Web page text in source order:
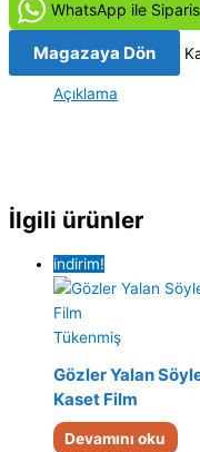
Orijinal
VCD
Film
WhatsApp ile
Magazaya Dön
Açıklama
İlgili ürünler
indirim!
Tükenmiş
Gözler Yalan
Kaset Film
Devamını oku